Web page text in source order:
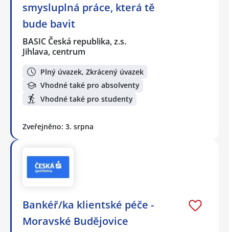
smysluplná práce, která tě
bude bavit
BASIC Česká republika, z.s.
Jihlava, centrum
Plný úvazek, Zkrácený úvazek
Vhodné také pro absolventy
Vhodné také pro studenty
Zveřejněno: 3. srpna
Bankéř/ka klientské péče -
Moravské Budějovice